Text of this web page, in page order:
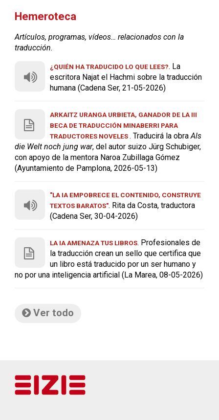
Hemeroteca
Artículos, programas, vídeos… relacionados con la
traducción.
¿QUIÉN HA TRADUCIDO LO QUE LEES?. La
escritora Najat el Hachmi sobre la traducción
humana (Cadena Ser, 21-05-2026)
ARKAITZ URANGA URBIETA, GANADOR DE LA III
BECA DE TRADUCCIÓN MINABERRI PARA
TRADUCTORES NOVELES . Traducirá la obra Als
die Welt noch jung war, del autor suizo Jürg Schubiger,
con apoyo de la mentora Naroa Zubillaga Gómez
(Ayuntamiento de Pamplona, 2026-05-13)
"LA IA EMPOBRECE EL CONTENIDO, CONSTRUYE
TEXTOS BARATOS". Rita da Costa, traductora
(Cadena Ser, 30-04-2026)
LA IA AMENAZA TUS LIBROS. Profesionales de
la traducción crean un sello que certifica que
un libro está traducido por un ser humano y
no por una inteligencia artificial (La Marea, 08-05-2026)
Ver todo